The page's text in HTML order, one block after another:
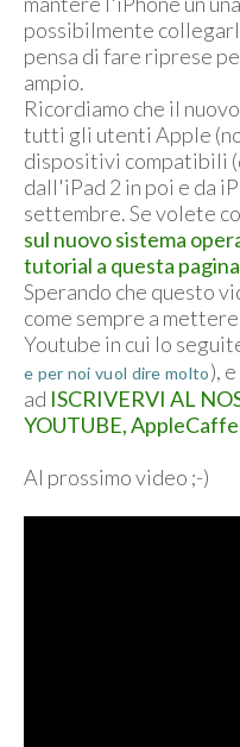
possibilmente
pensa di fare riprese
ampio.
Ricordiamo che il
tutti gli utenti Apple
dispositivi compatibili
dall'iPad 2 in poi e da
settembre. Se volete
sul nuovo sistema
tutorial a questa
Sperando che questo
come sempre a
Youtube in cui lo
e per noi vuol dire molto),
ad ISCRIVERVI AL
YOUTUBE,
Al prossimo video ;-)